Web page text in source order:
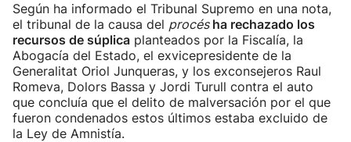
Según ha informado el Tribunal Supremo en una nota,
el tribunal de la causa del procésha rechazado los
recursos de súplica planteados por la Fiscalía, la
Abogacía del Estado, el exvicepresidente de la
Generalitat Oriol Junqueras, y los exconsejeros Raul
Romeva, Dolors Bassa y Jordi Turull contra el auto
que concluía que el delito de malversación por el que
fueron condenados estos últimos estaba excluido de
la Ley de Amnistía.